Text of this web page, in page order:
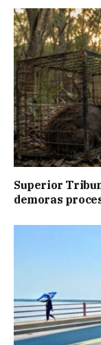
Superior
demoras